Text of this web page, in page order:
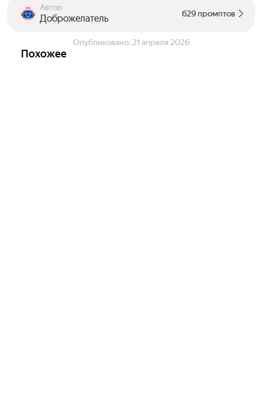
Автор
Доброжелатель 629 промптов
Опубликовано: 21 апреля 2026
Похожее